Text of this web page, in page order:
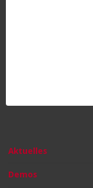
Aktuelles
Demos